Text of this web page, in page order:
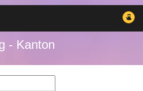
- Kanton